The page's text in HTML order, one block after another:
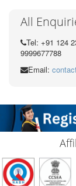
All
Tel: +91 124
9999677788
Email: